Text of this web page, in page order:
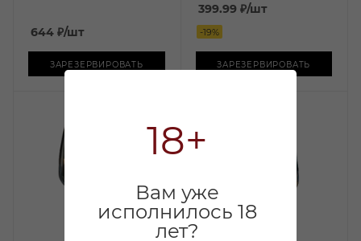
18+
Вам уже
исполнилось 18
лет?
644 ₽/шт
ЗАРЕЗЕРВИРОВАТЬ
399.99₽/шт
-19%
ЗАРЕЗЕРВИРОВАТЬ